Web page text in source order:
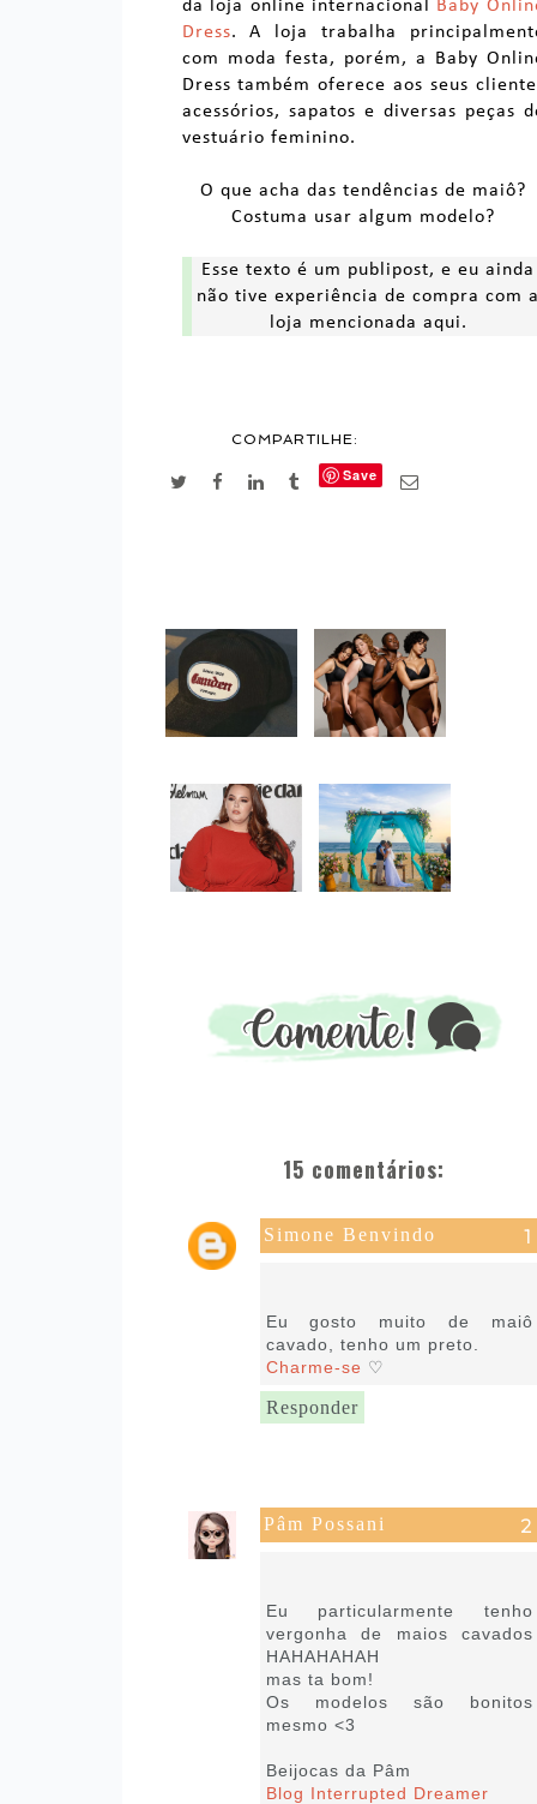
da loja online internacional Baby
Dress. A loja trabalha
com moda festa, porém, a Baby
Dress também oferece aos seus
acessórios, sapatos e diversas peças
vestuário feminino.
O que acha das tendências de maiô?
Costuma usar algum modelo?
Esse texto é um publipost, e eu ainda
não tive experiência de compra com
loja mencionada aqui.
COMPARTILHE:
Save
15 comentários:
Simone Benvindo
Eu gosto muito de maiô
cavado, tenho um preto.
Charme-se ♡
Responder
Pâm Possani
Eu particularmente tenho
vergonha de maios cavados
HAHAHAHAH
mas ta bom!
Os modelos são bonitos
mesmo <3
Beijocas da Pâm
Blog Interrupted Dreamer